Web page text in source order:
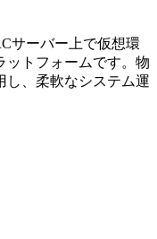
サーバー上で仮想環
ットフォームです。物
し、柔軟なシステム運